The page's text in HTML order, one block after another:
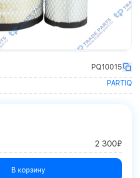
PQ10015
PARTIQ
2 300₽
В корзину